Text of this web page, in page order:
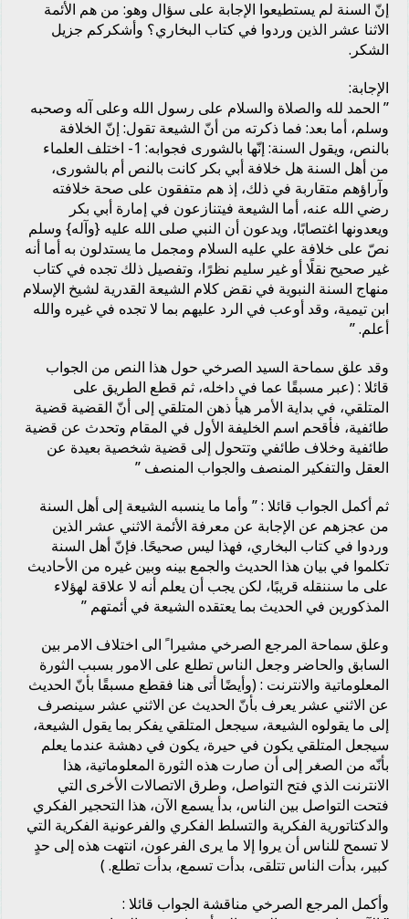
إنّ السنة لم يستطيعوا الإجابة على سؤال وهو: من هم الأئمة
الاثنا عشر الذين وردوا في كتاب البخاري؟ وأشكركم جزيل
الشكر.
الإجابة:
” الحمد لله والصلاة والسلام على رسول الله وعلى آله وصحبه
وسلم، أما بعد: فما ذكرته من أنّ الشيعة تقول: إنّ الخلافة
بالنص، ويقول السنة: إنّها بالشورى فجوابه: 1- اختلف العلماء
من أهل السنة هل خلافة أبي بكر كانت بالنص أم بالشورى،
وآراؤهم متقاربة في ذلك، إذ هم متفقون على صحة خلافته
رضي الله عنه، أما الشيعة فيتنازعون في إمارة أبي بكر
ويعدونها اغتصابًا، ويدعون أن النبي صلى الله عليه {وآله} وسلم
نصّ على خلافة علي عليه السلام ومجمل ما يستدلون به أما أنه
غير صحيح نقلًا أو غير سليم نظرًا، وتفصيل ذلك تجده في كتاب
منهاج السنة النبوية في نقض كلام الشيعة القدرية لشيخ الإسلام
ابن تيمية، وقد أوعب في الرد عليهم بما لا تجده في غيره والله
أعلم. ”
وقد علق سماحة السيد الصرخي حول هذا النص من الجواب
قائلا : (عبر مسبقًا عما في داخله، ثم قطع الطريق على
المتلقي، في بداية الأمر هيأ ذهن المتلقي إلى أنّ القضية قضية
طائفية، فأقحم اسم الخليفة الأول في المقام وتحدث عن قضية
طائفية وخلاف طائفي وتتحول إلى قضية شخصية بعيدة عن
العقل والتفكير المنصف والجواب المنصف ”
ثم أكمل الجواب قائلا : ” وأما ما ينسبه الشيعة إلى أهل السنة
من عجزهم عن الإجابة عن معرفة الأئمة الاثني عشر الذين
وردوا في كتاب البخاري، فهذا ليس صحيحًا. فإنّ أهل السنة
تكلموا في بيان هذا الحديث والجمع بينه وبين غيره من الأحاديث
على ما سننقله قريبًا، لكن يجب أن يعلم أنه لا علاقة لهؤلاء
المذكورين في الحديث بما يعتقده الشيعة في أئمتهم ”
وعلق سماحة المرجع الصرخي مشيرا ً الى اختلاف الامر بين
السابق والحاضر وجعل الناس تطلع على الامور بسبب الثورة
المعلوماتية والانترنت : (وأيضًا أتى هنا فقطع مسبقًا بأنّ الحديث
عن الاثني عشر يعرف بأنّ الحديث عن الاثني عشر سينصرف
إلى ما يقولوه الشيعة، سيجعل المتلقي يفكر بما يقول الشيعة،
سيجعل المتلقي يكون في حيرة، يكون في دهشة عندما يعلم
بأنّه من الصغر إلى أن صارت هذه الثورة المعلوماتية، هذا
الانترنت الذي فتح التواصل، وطرق الاتصالات الأخرى التي
فتحت التواصل بين الناس، بدأ يسمع الآن، هذا التحجير الفكري
والدكتاتورية الفكرية والتسلط الفكري والفرعونية الفكرية التي
لا تسمح للناس أن يروا إلا ما يرى الفرعون، انتهت هذه إلى حدٍ
كبير، بدأت الناس تتلقى، بدأت تسمع، بدأت تطلع. )
وأكمل المرجع الصرخي مناقشة الجواب قائلا :